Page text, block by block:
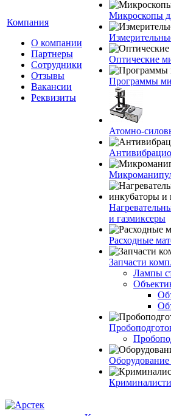
Компания
О компании
Партнеры
Сотрудники
Отзывы
Вакансии
Реквизиты
Микроскопы
Оптические
Программы
Атомно-
и газмиксеры
Расходные
Запчасти
Лампы